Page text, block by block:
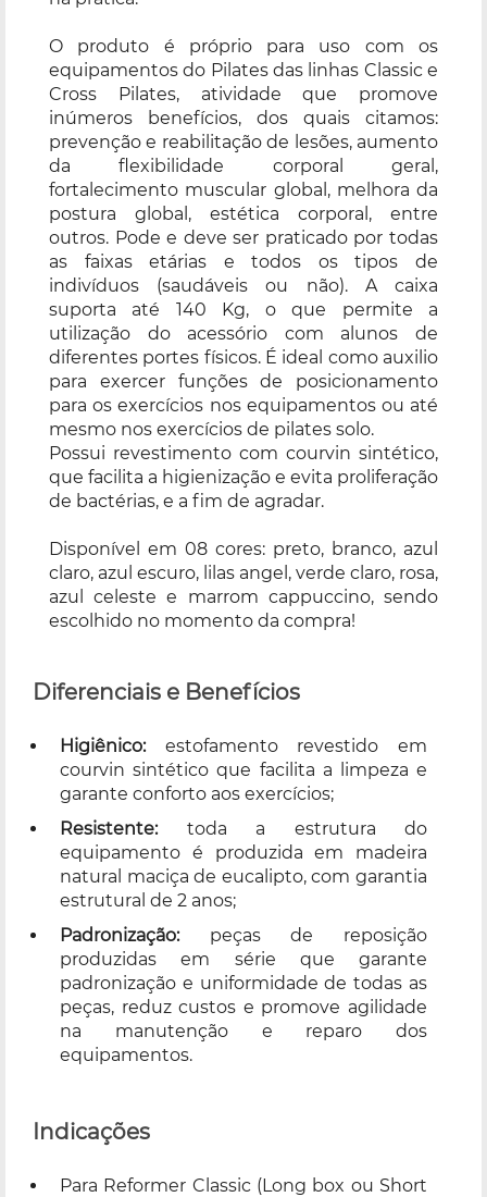
O produto é próprio para uso com os
equipamentos do Pilates das linhas Classic e
Cross Pilates, atividade que promove
inúmeros benefícios, dos quais citamos:
prevenção e reabilitação de lesões, aumento
da flexibilidade corporal geral,
fortalecimento muscular global, melhora da
postura global, estética corporal, entre
outros. Pode e deve ser praticado por todas
as faixas etárias e todos os tipos de
indivíduos (saudáveis ou não). A caixa
suporta até 140 Kg, o que permite a
utilização do acessório com alunos de
diferentes portes físicos. É ideal como auxilio
para exercer funções de posicionamento
para os exercícios nos equipamentos ou até
mesmo nos exercícios de pilates solo.
Possui revestimento com courvin sintético,
que facilita a higienização e evita proliferação
de bactérias, e a fim de agradar.
Disponível em 08 cores: preto, branco, azul
claro, azul escuro, lilas angel, verde claro, rosa,
azul celeste e marrom cappuccino, sendo
escolhido no momento da compra!
Diferenciais e Benefícios
Higiênico:estofamento revestido em
courvin sintético que facilita a limpeza e
garante conforto aos exercícios;
Resistente:toda a estrutura do
equipamento é produzida em madeira
natural maciça de eucalipto, com garantia
estrutural de 2 anos;
Padronização:peças de reposição
produzidas em série que garante
padronização e uniformidade de todas as
peças, reduz custos e promove agilidade
na manutenção e reparo dos
equipamentos.
Indicações
Para Reformer Classic (Long box ou Short